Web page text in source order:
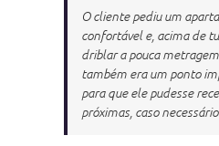
O cliente pediu um
confortável e, acima de
driblar a pouca
também era um ponto
para que ele pudesse
próximas, caso